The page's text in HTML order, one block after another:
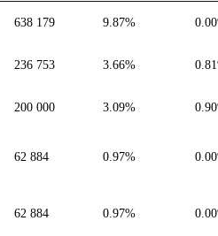
638 179 9.87%
236 753 3.66%
200 000 3.09%
62 884 0.97%
62 884 0.97%